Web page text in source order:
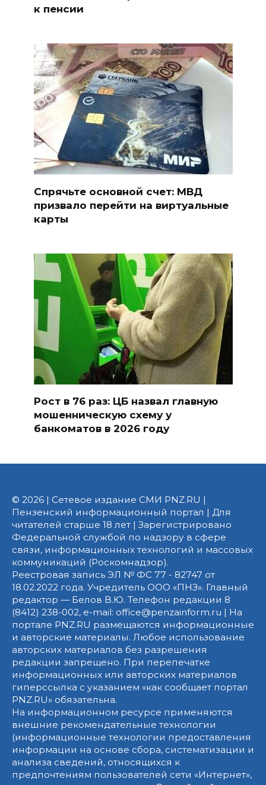
к пенсии
Спрячьте основной счет: МВД
призвало перейти на виртуальные
карты
Рост в 76 раз: ЦБ назвал главную
мошенническую схему у
банкоматов в 2026 году
© 2026 | Сетевое издание СМИ PNZ.RU |
Пензенский информационный портал | Для
читателей старше 18 лет | Зарегистрировано
Федеральной службой по надзору в сфере
связи, информационных технологий и массовых
коммуникаций (Роскомнадзор).
Реестровая запись ЭЛ № ФС 77 - 82747 от
18.02.2022 года. Учредитель ООО «ПНЗ». Главный
редактор — Белов В.Ю. Телефон редакции 8
(8412) 238-002, e-mail: office@penzainform.ru | На
портале PNZ.RU размещаются информационные
и авторские материалы. Любое использование
авторских материалов без разрешения
редакции запрещено. При перепечатке
информационных или авторских материалов
гиперссылка с указанием «как сообщает портал
PNZ.RU» обязательна.
На информационном ресурсе применяются
внешние рекомендательные технологии
(информационные технологии предоставления
информации на основе сбора, систематизации и
анализа сведений, относящихся к
предпочтениям пользователей сети «Интернет»,